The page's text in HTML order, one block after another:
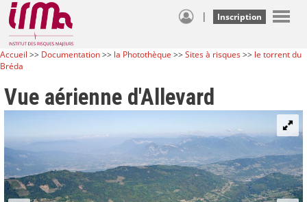
| Inscription
Accueil >> Documentation>> la Photothèque >>Sites à risques>> le torrent du
Bréda
Vue aérienne d'Allevard